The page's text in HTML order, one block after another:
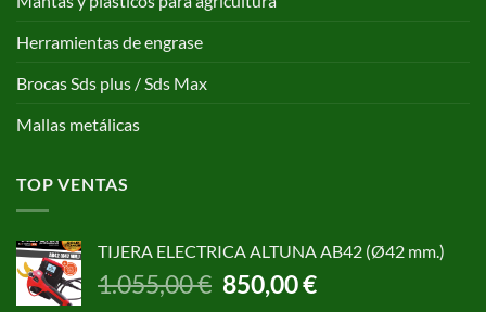
Herramientas de engrase
Brocas Sds plus / Sds Max
Mallas metálicas
TOP VENTAS
TIJERA ELECTRICA ALTUNA AB42 (Ø42 mm.)
1.055,00€ El
precio
850,00€El
precio